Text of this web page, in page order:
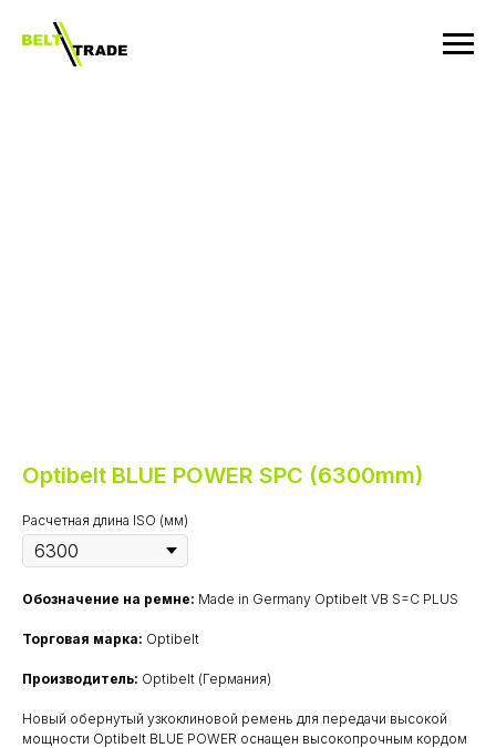
Optibelt BLUE POWER SPC (6300mm)
Расчетная длина ISO (мм)
Обозначение на ремне: Made in Germany Optibelt VB S=C PLUS
Торговая марка: Optibelt
Производитель: Optibelt (Германия)
Новый обернутый узкоклиновой ремень для передачи высокой
мощности Optibelt BLUE POWER оснащен высокопрочным кордом